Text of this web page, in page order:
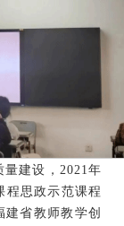
建设， 2021年
程思政示范课程
省教师教学创